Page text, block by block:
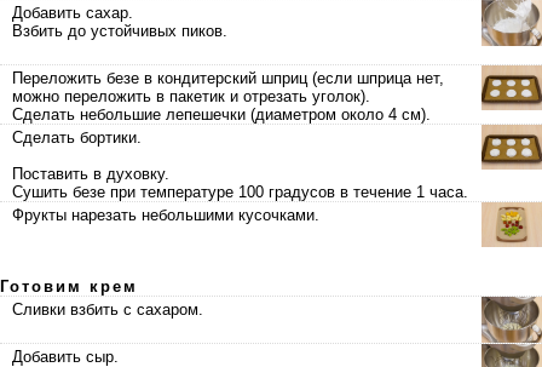
Добавить сахар.
Взбить до устойчивых пиков.
Переложить безе в кондитерский шприц (если шприца нет,
можно переложить в пакетик и отрезать уголок).
Сделать небольшие лепешечки (диаметром около 4 см).
Сделать бортики.
Поставить в духовку.
Сушить безе при температуре 100 градусов в течение 1 часа.
Фрукты нарезать небольшими кусочками.
Готовим крем
Сливки взбить с сахаром.
Добавить сыр.